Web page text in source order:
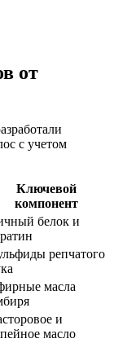
от
с учетом
Ключевой
компонент
белок и
репчатого
масла
и
масло